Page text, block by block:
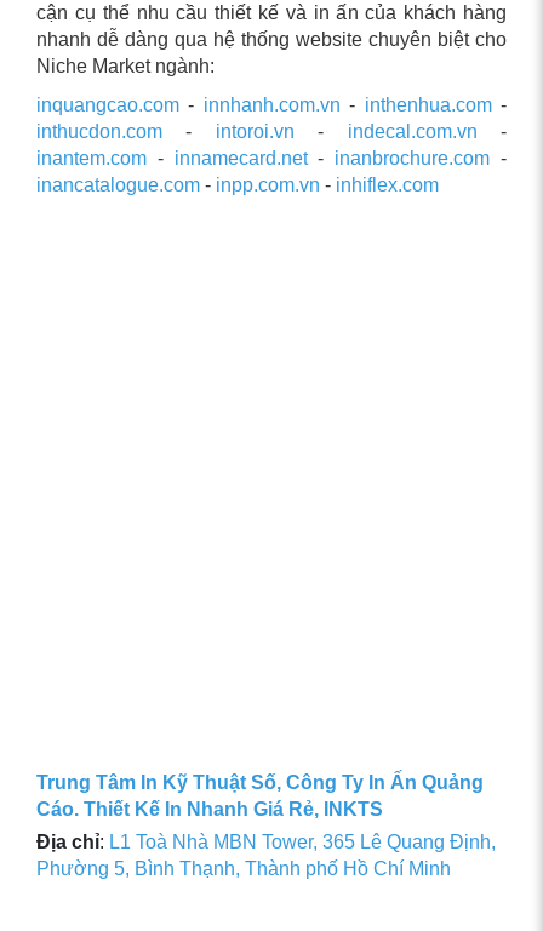
cận cụ thể nhu cầu thiết kế và in ấn của khách hàng
nhanh dễ dàng qua hệ thống website chuyên biệt cho
Niche Market ngành:
inquangcao.com - innhanh.com.vn - inthenhua.com-
inthucdon.com - intoroi.vn - indecal.com.vn -
inantem.com - innamecard.net- inanbrochure.com -
inancatalogue.com - inpp.com.vn - inhiflex.com
Trung Tâm In Kỹ Thuật Số, Công Ty In Ấn Quảng
Cáo. Thiết Kế In Nhanh Giá Rẻ, INKTS
Địa chỉ: L1 Toà Nhà MBN Tower, 365 Lê Quang Định,
Phường 5, Bình Thạnh, Thành phố Hồ Chí Minh